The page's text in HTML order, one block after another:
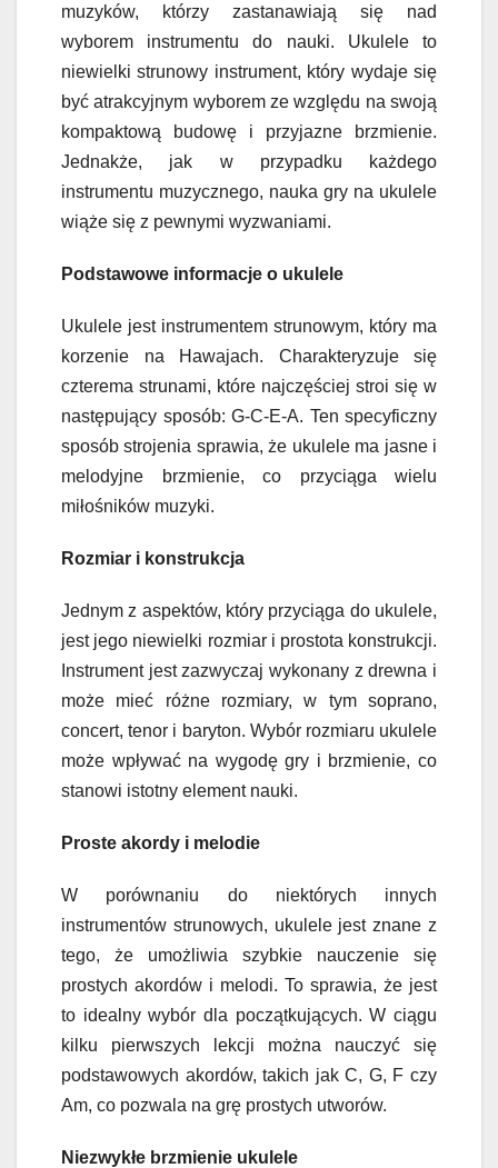
muzyków, którzy zastanawiają się nad
wyborem instrumentu do nauki. Ukulele to
niewielki strunowy instrument, który wydaje się
być atrakcyjnym wyborem ze względu na swoją
kompaktową budowę i przyjazne brzmienie.
Jednakże, jak w przypadku każdego
instrumentu muzycznego, nauka gry na ukulele
wiąże się z pewnymi wyzwaniami.
Podstawowe informacje o ukulele
Ukulele jest instrumentem strunowym, który ma
korzenie na Hawajach. Charakteryzuje się
czterema strunami, które najczęściej stroi się w
następujący sposób: G-C-E-A. Ten specyficzny
sposób strojenia sprawia, że ukulele ma jasne i
melodyjne brzmienie, co przyciąga wielu
miłośników muzyki.
Rozmiar i konstrukcja
Jednym z aspektów, który przyciąga do ukulele,
jest jego niewielki rozmiar i prostota konstrukcji.
Instrument jest zazwyczaj wykonany z drewna i
może mieć różne rozmiary, w tym soprano,
concert, tenor i baryton. Wybór rozmiaru ukulele
może wpływać na wygodę gry i brzmienie, co
stanowi istotny element nauki.
Proste akordy i melodie
W porównaniu do niektórych innych
instrumentów strunowych, ukulele jest znane z
tego, że umożliwia szybkie nauczenie się
prostych akordów i melodi. To sprawia, że jest
to idealny wybór dla początkujących. W ciągu
kilku pierwszych lekcji można nauczyć się
podstawowych akordów, takich jak C, G, F czy
Am, co pozwala na grę prostych utworów.
Niezwykłe brzmienie ukulele